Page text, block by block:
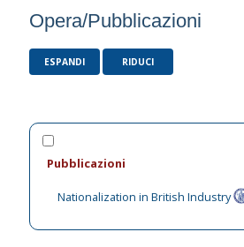
Opera/Pubblicazioni
ESPANDI RIDUCI
Pubblicazioni
Nationalization in British Industry